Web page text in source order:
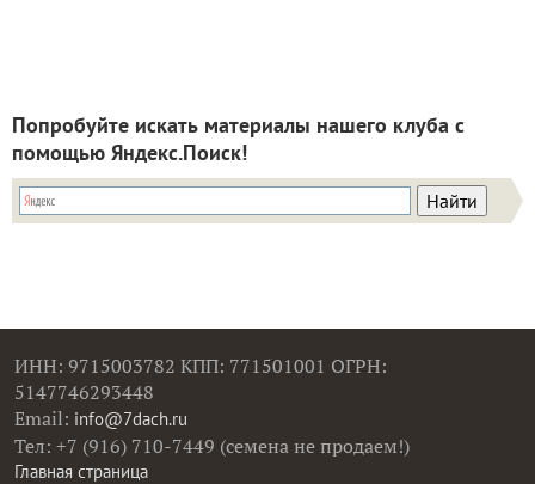
Попробуйте искать материалы нашего клуба с
помощью Яндекс.Поиск!
ИНН: 9715003782 КПП: 771501001 ОГРН:
5147746293448
Email: info@7dach.ru
Тел: +7 (916) 710-7449 (семена не продаем!)
Главная страница